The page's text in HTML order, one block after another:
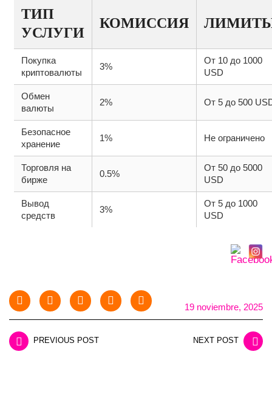
ТИП
УСЛУГИ
КОМИССИЯ
Покупка
криптовалюты
3%
От 10 до 1000
USD
Обмен
валюты
2% От 5 до 500
Безопасное
хранение
1% Не ограничено
Торговля на
бирже
0.5%
От 50 до 5000
USD
Вывод
средств
3%
От 5 до 1000
USD
19 noviembre, 2025
PREVIOUS POST NEXT POST